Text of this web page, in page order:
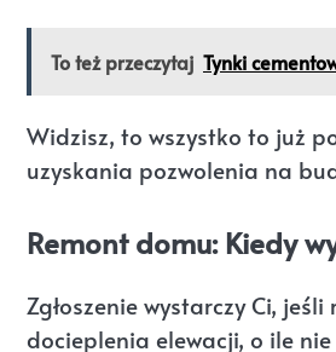
To też przeczytaj Tynki
Widzisz, to wszystko to już
uzyskania pozwolenia na
Remont domu: Kiedy
Zgłoszenie wystarczy Ci,
docieplenia elewacji, o ile